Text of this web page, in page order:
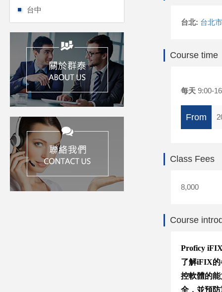
台中
台北: 台北
Course time
每天 9:00-
From
Class Fees
8,000
Course
Proficy
了解iFIX的
控軟體的
全，並預